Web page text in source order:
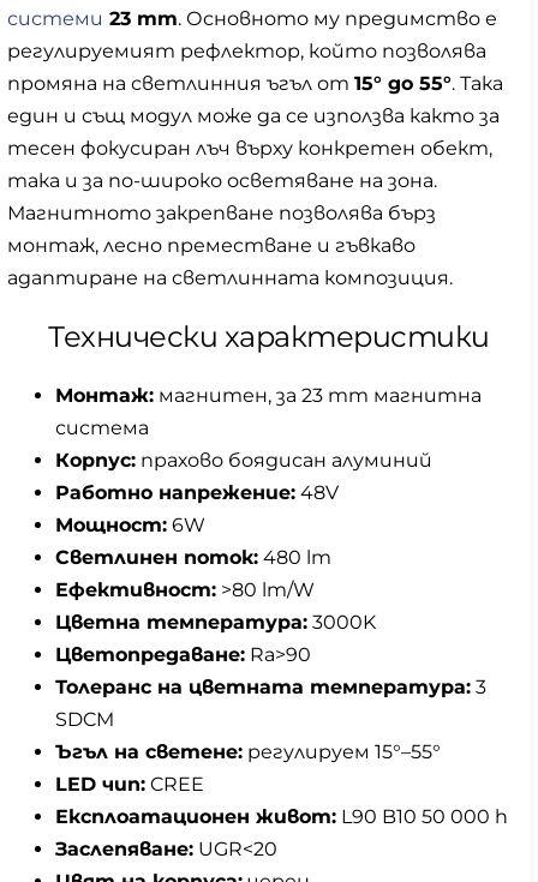
системи 23 mm. Основното му предимство е
регулируемият рефлектор, който позволява
промяна на светлинния ъгъл от 15° до 55°. Така
един и същ модул може да се използва както за
тесен фокусиран лъч върху конкретен обект,
така и за по-широко осветяване на зона.
Магнитното закрепване позволява бърз
монтаж, лесно преместване и гъвкаво
адаптиране на светлинната композиция.
Технически характеристики
Монтаж: магнитен, за 23 mm магнитна
система
Корпус: прахово боядисан алуминий
Работно напрежение: 48V
Мощност: 6W
Светлинен поток: 480 lm
Ефективност: >80 lm/W
Цветна температура: 3000K
Цветопредаване: Ra>90
Толеранс на цветната температура: 3
SDCM
Ъгъл на светене: регулируем 15°–55°
LED чип: CREE
Експлоатационен живот: L90 B10 50 000 h
Заслепяване: UGR<20